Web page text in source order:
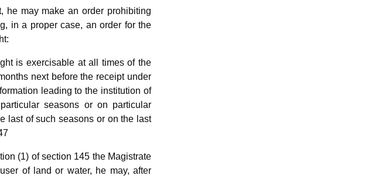
he may make an order prohibiting
in a proper case, an order for the
is exercisable at all times of the
next before the receipt under
leading to the institution of
seasons or on particular
last of such seasons or on the last
(1) of section 145 the Magistrate
of land or water, he may, after